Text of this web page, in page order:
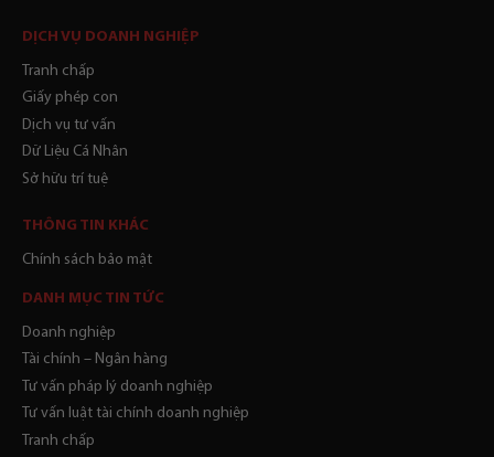
DỊCH VỤ DOANH NGHIỆP
Tranh chấp
Giấy phép con
Dịch vụ tư vấn
Dữ Liệu Cá Nhân
Sở hữu trí tuệ
THÔNG TIN KHÁC
Chính sách bảo mật
DANH MỤC TIN TỨC
Doanh nghiệp
Tài chính – Ngân hàng
Tư vấn pháp lý doanh nghiệp
Tư vấn luật tài chính doanh nghiệp
Tranh chấp